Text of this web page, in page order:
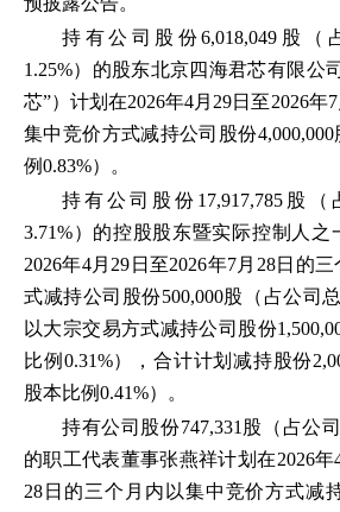
持有公司股份6,018,049股（
1.25%）的股东北京四海君芯有限公
芯”）计划在2026年4月29日至2026年
集中竞价方式减持公司股份
例0.83%）。
持有公司股份17,917,785股
3.71%）的控股股东暨实际控制人之
2026年4月29日至2026年7月28日的
式减持公司股份500,000股（占公司
以大宗交易方式减持公司股份
比例0.31%），合计计划减持股份
股本比例0.41%）。
持有公司股份747,331股（占公
的职工代表董事张燕祥计划在2026年
28日的三个月内以集中竞价方式减